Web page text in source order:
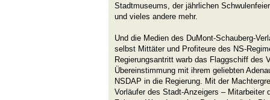
Stadtmuseums, der jährlichen
und vieles andere mehr.
Und die Medien des DuMont-Schauberg-
selbst Mittäter und Profiteure des NS-
Regierungsantritt warb das Flaggschiff des
Übereinstimmung mit ihrem geliebten
NSDAP in die Regierung. Mit der
Vorläufer des Stadt-Anzeigers – Mitarbeiter